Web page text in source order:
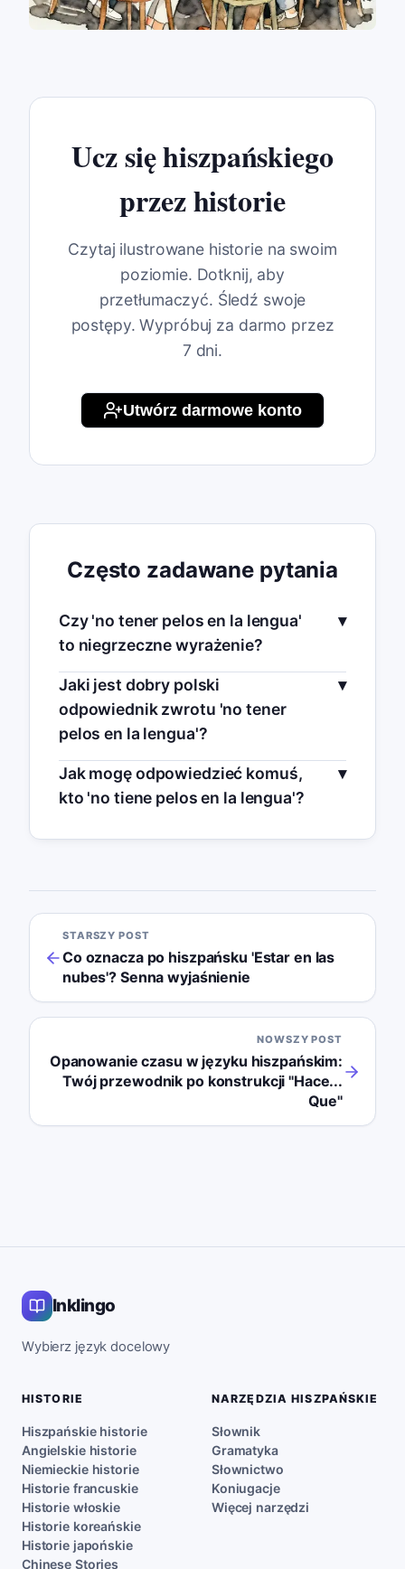
Ucz się hiszpańskiego
przez historie
Czytaj ilustrowane historie na swoim
poziomie. Dotknij, aby
przetłumaczyć. Śledź swoje
postępy. Wypróbuj za darmo przez
7 dni.
Utwórz darmowe konto
Często zadawane pytania
Czy 'no tener pelos en la lengua'
to niegrzeczne wyrażenie?
Jaki jest dobry polski
odpowiednik zwrotu 'no tener
pelos en la lengua'?
Jak mogę odpowiedzieć komuś,
kto 'no tiene pelos en la lengua'?
STARSZY POST
Co oznacza po hiszpańsku 'Estar en las
nubes'? Senna wyjaśnienie
NOWSZY POST
Opanowanie czasu w języku hiszpańskim:
Twój przewodnik po konstrukcji ''Hace...
Que''
Inklingo
Wybierz język docelowy
HISTORIE
Hiszpańskie historie
Angielskie historie
Niemieckie historie
Historie francuskie
Historie włoskie
Historie koreańskie
Historie japońskie
Chinese Stories
NARZĘDZIA HISZPAŃSKIE
Słownik
Gramatyka
Słownictwo
Koniugacje
Więcej narzędzi